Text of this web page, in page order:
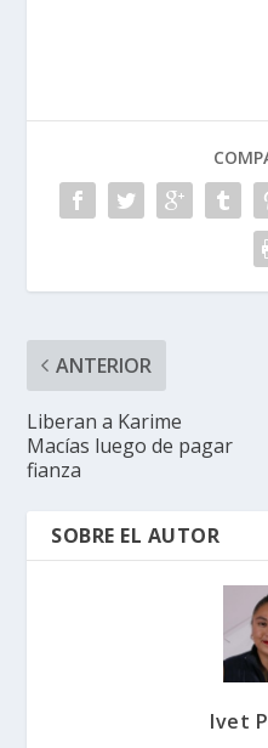
ANTERIOR
Liberan a Karime
Macías luego de pagar
fianza
SOBRE EL AUTOR
Ivet